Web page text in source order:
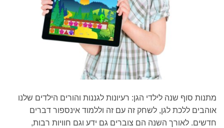
מתנות סוף שנה לילדי הגן: רעיונות לגננות והורים הילדים שלנו
אוהבים ללכת לגן, לשחק זה עם זה וללמוד אינספור דברים
חדשים. לאורך השנה הם צוברים גם ידע וגם חוויות רבות,